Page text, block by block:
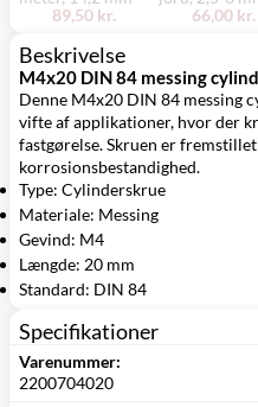
89,50 kr.
66,00 kr.
Beskrivelse
M4x20 DIN 84 messing
Denne M4x20 DIN 84 messing
vifte af applikationer, hvor der
fastgørelse. Skruen er
korrosionsbestandighed.
Type: Cylinderskrue
Materiale: Messing
Gevind: M4
Længde: 20 mm
Standard: DIN 84
Specifikationer
Varenummer:
2200704020